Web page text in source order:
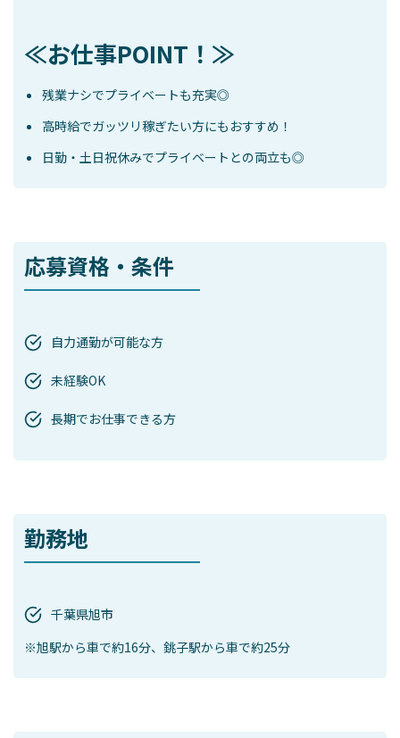
≪お仕事POINT！≫
残業ナシでプライベートも充実◎
高時給でガッツリ稼ぎたい方にもおすすめ！
日勤・土日祝休みでプライベートとの両立も◎
応募資格・条件
自力通勤が可能な方
未経験OK
長期でお仕事できる方
勤務地
千葉県旭市
※旭駅から車で約16分、銚子駅から車で約25分